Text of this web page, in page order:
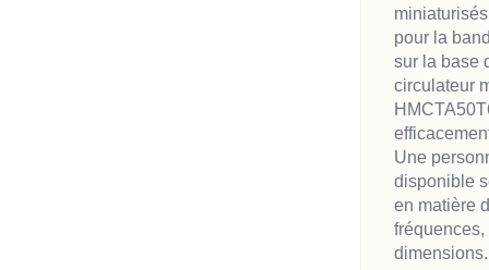
pour la
sur la base
circulateur
Une
disponible
en matière
dimensions.